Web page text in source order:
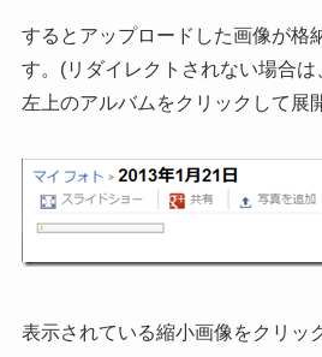
使用ブラウザがIEの場合は、画
ドレス(URL)を、選択してコピー